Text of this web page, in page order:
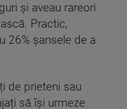
și aveau rareori
Practic,
26% șansele de a
de prieteni sau
să își urmeze